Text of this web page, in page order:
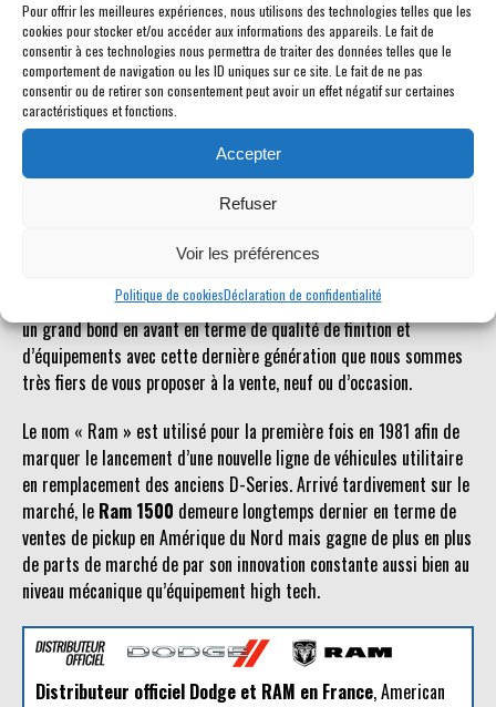
Pour offrir les meilleures expériences, nous utilisons des technologies telles que les
cookies pour stocker et/ou accéder aux informations des appareils. Le fait de
consentir à ces technologies nous permettra de traiter des données telles que le
comportement de navigation ou les ID uniques sur ce site. Le fait de ne pas
consentir ou de retirer son consentement peut avoir un effet négatif sur certaines
caractéristiques et fonctions.
Accepter
Refuser
Voir les préférences
Politique de cookiesDéclaration de confidentialité
Retrouvez toutes les annonces de voitures américaines en vente
chez American Car City, en temps réel. Tous les Dodge RAM-1500
ou en cours d'homologation selon les
normes en vigueur afin de disposer d'unecarte grise française.
Chaque véhicule est garanti pour vous assurer le meilleur service
en Europe. Plus accessible que d’autres pickups américains, il fait
un grand bond en avant en terme de qualité de finition et
d’équipements avec cette dernière génération que nous sommes
très fiers de vous proposer à la vente, neuf ou d’occasion.
Le nom « Ram » est utilisé pour la première fois en 1981 afin de
marquer le lancement d’une nouvelle ligne de véhicules utilitaire
en remplacement des anciens D-Series. Arrivé tardivement sur le
marché, le Ram 1500 demeure longtemps dernier en terme de
ventes de pickup en Amérique du Nord mais gagne de plus en plus
de parts de marché de par son innovation constante aussi bien au
niveau mécanique qu’équipement high tech.
Distributeur officiel Dodge et RAM en France, American